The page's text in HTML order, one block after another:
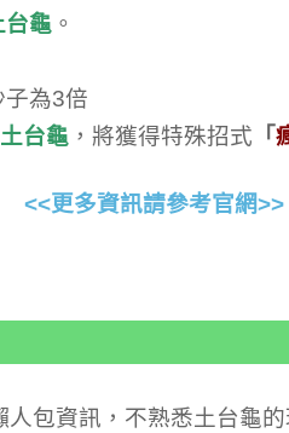
台龜 。
為3倍
土台龜 ，將獲得特殊招式 「
<<更多資訊請參考官網>>
包資訊，不熟悉土台龜